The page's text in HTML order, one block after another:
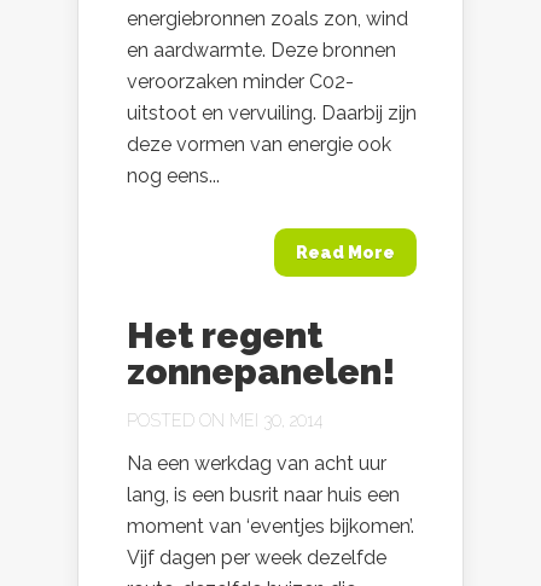
energiebronnen zoals zon, wind
en aardwarmte. Deze bronnen
veroorzaken minder C02-
uitstoot en vervuiling. Daarbij zijn
deze vormen van energie ook
nog eens...
Read More
Het regent
zonnepanelen!
POSTED ON MEI 30, 2014
Na een werkdag van acht uur
lang, is een busrit naar huis een
moment van ‘eventjes bijkomen’.
Vijf dagen per week dezelfde